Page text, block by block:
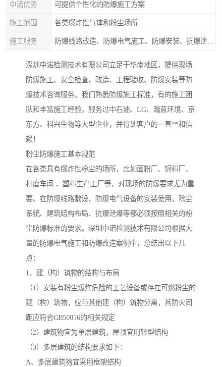
中诺优势 可提供个性化的防爆施工方案
施工范围 各类爆炸性气体和粉尘场所
施工服务
深圳中诺检测技术有限公司立足于华南地区，提供现场
防爆施工、安全检查、改造、工程验收、防爆安装等防
爆技术咨询服务。我们熟悉防爆施工标准，有的施工团
队和丰富施工经验，服务过中石油、LG、瀚蓝环境、京
东方、科兴生物等大型企业，并得到客户的一直**和信
赖！
粉尘防爆施工基本规范
在各类具有爆炸性粉尘的场所，比如面粉厂、饲料厂、
打磨车间 、塑料生产工厂等，对现场的防爆要求尤为重
要。在防爆线路敷设、防爆电气设备的安装使用，除尘
系统、建筑结构布局、抗爆泄爆等都必须按照相关的粉
尘防爆标准的要求。深圳中诺检测技术有限公司根据大
量的防爆电气施工和防爆改造案例中，总结出以下几
点：
1、建（构）筑物的结构与布局
（1）安装有粉尘爆炸危险的工艺设备或存在可燃粉尘的
建（构）筑物，应与其他建（构）筑物分离，其防火间
距应符合GB50016的相关规定
（2）建筑物宜为单层建筑，屋顶宜用轻型结构
（3）多层建筑的结构要求如下：
A、多层建筑物宜采用框架结构